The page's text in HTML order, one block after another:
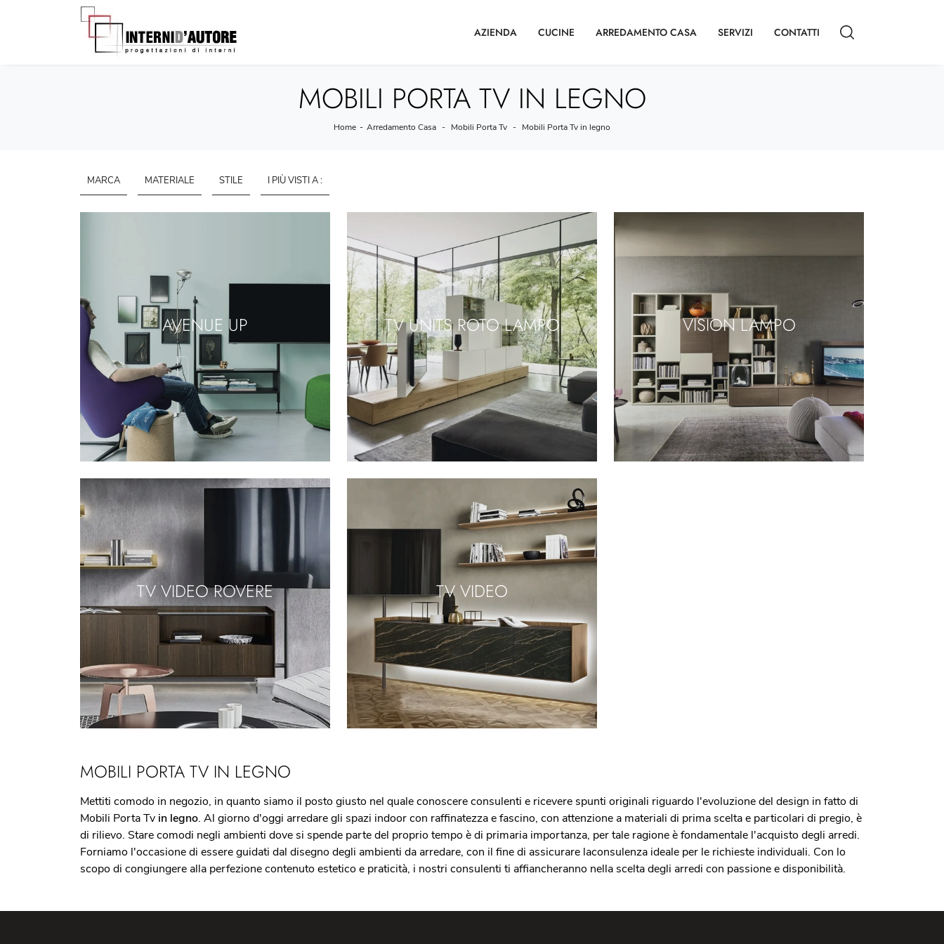
AZIENDA CUCINE ARREDAMENTO CASA SERVIZI CONTATTI
MOBILI PORTA TV IN LEGNO
Home - Arredamento Casa - Mobili Porta Tv - Mobili Porta Tv in legno
MARCA MATERIALE STILE I PIÙ VISTI A :
AVENUE UP TV UNITS ROTO LAMPO VISION LAMPO
TV VIDEO ROVERE TV VIDEO
MOBILI PORTA TV IN LEGNO
Mettiti comodo in negozio, in quanto siamo il posto giusto nel quale conoscere consulenti e ricevere spunti originali riguardo l'evoluzione del design in fatto di
Mobili Porta Tv in legno. Al giorno d'oggi arredare gli spazi indoor con raffinatezza e fascino, con attenzione a materiali di prima scelta e particolari di pregio, è
di rilievo. Stare comodi negli ambienti dove si spende parte del proprio tempo è di primaria importanza, per tale ragione è fondamentale l'acquisto degli arredi.
Forniamo l'occasione di essere guidati dal disegno degli ambienti da arredare, con il fine di assicurare laconsulenza ideale per le richieste individuali. Con lo
scopo di congiungere alla perfezione contenuto estetico e praticità, i nostri consulenti ti affiancheranno nella scelta degli arredi con passione e disponibilità.